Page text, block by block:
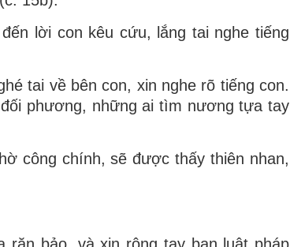
lời con kêu cứu, lắng tai nghe tiếng
tai về bên con, xin nghe rõ tiếng con.
phương, những ai tìm nương tựa tay
công chính, sẽ được thấy thiên nhan,